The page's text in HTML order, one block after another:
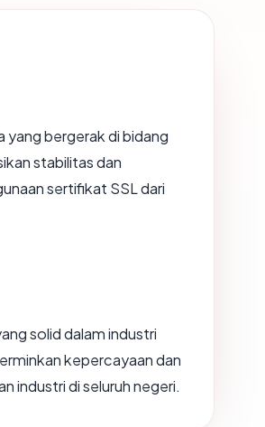
yang bergerak di bidang
stabilitas dan
sertifikat SSL dari
solid dalam industri
kepercayaan dan
industri di seluruh negeri.